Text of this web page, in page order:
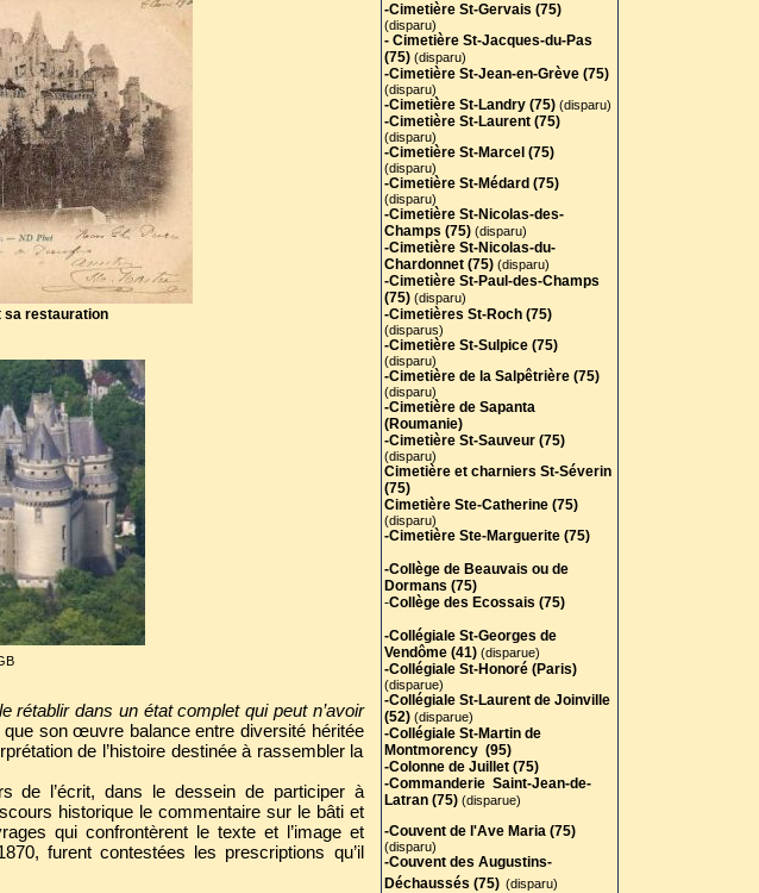
sa restauration
rétablir dans un état complet qui peut n’avoir
que son œuvre balance entre diversité héritée
de l’histoire destinée à rassembler la
de l’écrit, dans le dessein de participer à
historique le commentaire sur le bâti et
qui confrontèrent le texte et l’image et
furent contestées les prescriptions qu’il
-Cimetière St-Gervais (75)
(disparu)
- Cimetière St-Jacques-du-Pas
(75) (disparu)
-Cimetière St-Jean-en-Grève (75)
(disparu)
-Cimetière St-Landry (75) (disparu)
-Cimetière St-Laurent (75)
(disparu)
-Cimetière St-Marcel (75)
(disparu)
-Cimetière St-Médard (75)
(disparu)
-Cimetière St-Nicolas-des-
Champs (75) (disparu)
-Cimetière St-Nicolas-du-
Chardonnet (75) (disparu)
-Cimetière St-Paul-des-Champs
(75) (disparu)
-Cimetières St-Roch (75)
(disparus)
-Cimetière St-Sulpice (75)
(disparu)
-Cimetière de la Salpêtrière (75)
(disparu)
-Cimetière de Sapanta
(Roumanie)
-Cimetière St-Sauveur (75)
(disparu)
Cimetière et charniers St-Séverin
(75)
Cimetière Ste-Catherine (75)
(disparu)
-Cimetière Ste-Marguerite (75)
-Collège de Beauvais ou de
Dormans (75)
-Collège des Ecossais (75)
-Collégiale St-Georges de
Vendôme (41) (disparue)
-Collégiale St-Honoré (Paris)
(disparue)
-Collégiale St-Laurent de Joinville
(52) (disparue)
-Collégiale St-Martin de
Montmorency (95)
-Colonne de Juillet (75)
-Commanderie Saint-Jean-de-
Latran (75) (disparue)
-Couvent de l'Ave Maria (75)
(disparu)
-Couvent des Augustins-
Déchaussés (75) (disparu)